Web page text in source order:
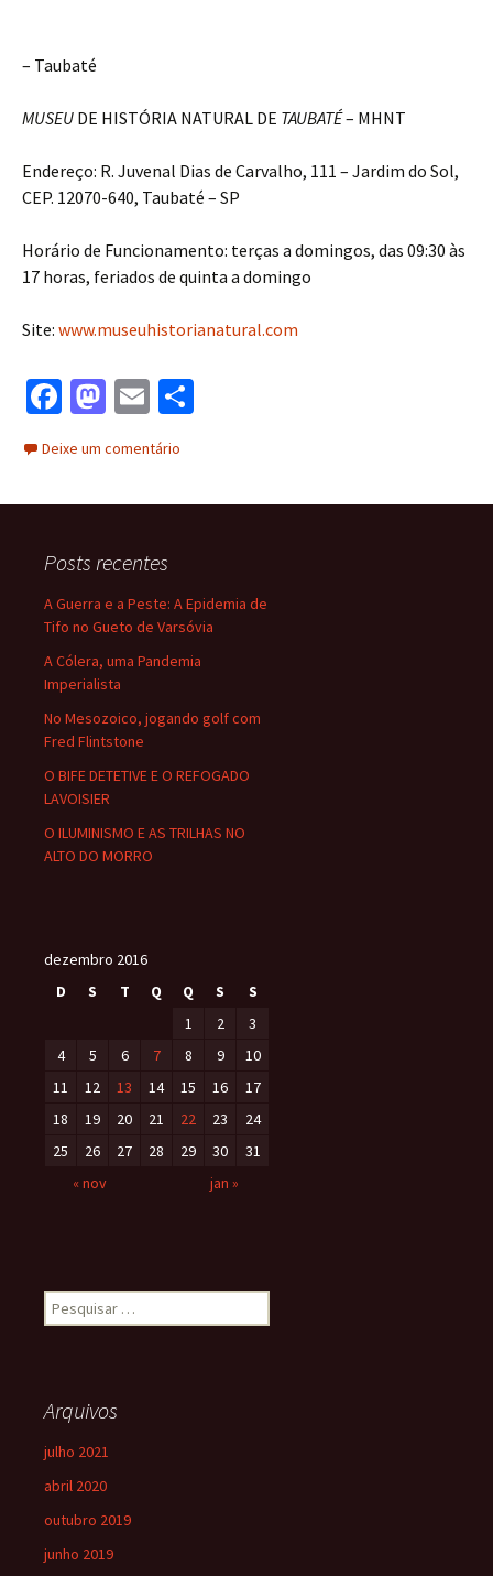
– Taubaté
MUSEU DE HISTÓRIA NATURAL DE TAUBATÉ– MHNT
Endereço: R. Juvenal Dias de Carvalho, 111 – Jardim do Sol,
CEP. 12070-640, Taubaté – SP
Horário de Funcionamento: terças a domingos, das 09:30 às
17 horas, feriados de quinta a domingo
Site: www.museuhistorianatural.com
Fa
b
o
k
M
to
d
n
E
m
ai
l
e
Deixe um comentário
Posts recentes
A Guerra e a Peste: A Epidemia de
Tifo no Gueto de Varsóvia
A Cólera, uma Pandemia
Imperialista
No Mesozoico, jogando golf com
Fred Flintstone
O BIFE DETETIVE E O REFOGADO
LAVOISIER
O ILUMINISMO E AS TRILHAS NO
ALTO DO MORRO
dezembro 2016
D
S T Q Q S
S
1
2
3
4
5 6 7 8 9
10
11
12 13 14 15 16
17
18
19 20 21 22 23
24
25
26 27 28 29 30
31
« nov
jan »
Arquivos
julho 2021
abril 2020
outubro 2019
junho 2019